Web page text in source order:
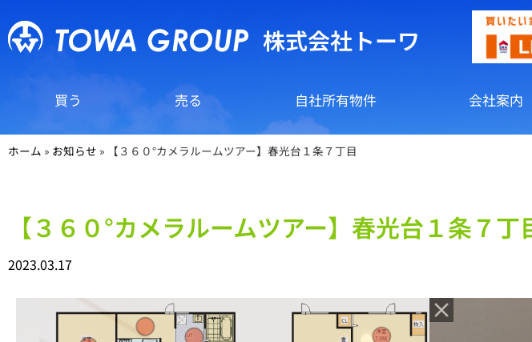
株式会社トーワ
買う 売る 自社所有物件 会社案内
ホーム » お知らせ » 【３６０°カメラルームツアー】春光台１条７丁目
【３６０°カメラルームツアー】春光台１条７丁
2023.03.17